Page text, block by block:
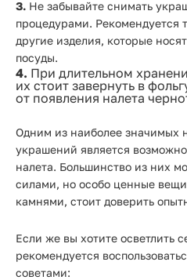
З. Не забывайте снимать
процедурами. Рекомендуется
другие изделия, которые
посуды.
4. При длительном
их стоит завернуть в
от появления налета
Одним из наиболее значимых
украшений является
налета. Большинство из них
силами, но особо ценные
камнями, стоит доверить
Если же вы хотите осветлить
рекомендуется
советами: